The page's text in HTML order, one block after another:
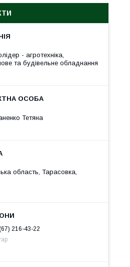
- агротехніка,
та будівельне обладнання
Тетяна
область, Тарасовка,
216-43-22